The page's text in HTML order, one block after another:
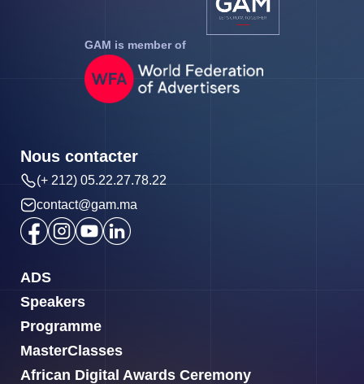
GAM is member of
ADS
Speakers
Programme
MasterClasses
African Digital Awards Ceremony
Nous contacter
(+ 212) 05.22.27.78.22
contact@gam.ma